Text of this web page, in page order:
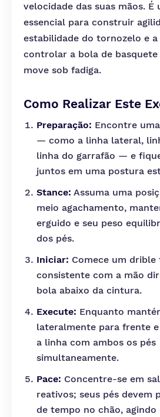
velocidade das suas mãos. É
essencial para construir
estabilidade do tornozelo e a
controlar a bola de
move sob fadiga.
Como Realizar Este
Preparação: Encontre
— como a linha lateral,
linha do garrafão — e
juntos em uma postura
Stance: Assuma uma
meio agachamento,
erguido e seu peso
dos pés.
Iniciar: Comece um drible
consistente com a mão
bola abaixo da cintura.
Execute: Enquanto
lateralmente para frente
a linha com ambos os pés
simultaneamente.
Pace: Concentre-se em
reativos; seus pés devem
de tempo no chão, agindo